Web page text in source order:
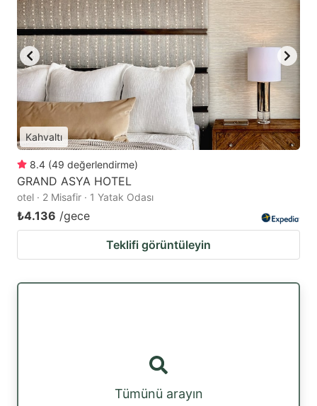
Kahvaltı
8.4 (49 değerlendirme)
GRAND ASYA HOTEL
otel · 2 Misafir · 1 Yatak Odası
₺4.136 /gece
Teklifi görüntüleyin
Tümünü arayın